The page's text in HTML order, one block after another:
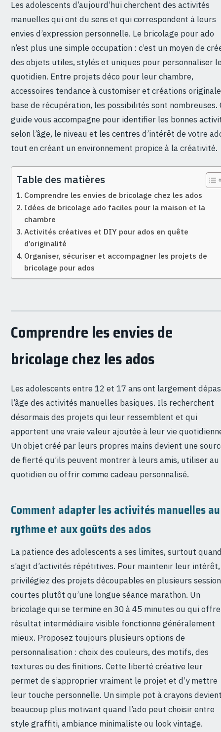
Les adolescents d’aujourd’hui cherchent des activités
manuelles qui ont du sens et qui correspondent à leurs
envies d’expression personnelle. Le bricolage pour ado
n’est plus une simple occupation : c’est un moyen de
des objets utiles, stylés et uniques pour personnaliser
quotidien. Entre projets déco pour leur chambre,
accessoires tendance à customiser et créations
base de récupération, les possibilités sont nombreuses.
guide vous accompagne pour identifier les bonnes
selon l’âge, le niveau et les centres d’intérêt de votre
tout en créant un environnement propice à la créativité.
Table des matières
Comprendre les envies de bricolage chez les ados
Idées de bricolage ado faciles pour la maison et la
chambre
Activités créatives et DIY pour ados en quête
d’originalité
Organiser, sécuriser et accompagner les projets de
bricolage pour ados
Comprendre les envies de
bricolage chez les ados
Les adolescents entre 12 et 17 ans ont largement
l’âge des activités manuelles basiques. Ils recherchent
désormais des projets qui leur ressemblent et qui
apportent une vraie valeur ajoutée à leur vie
Un objet créé par leurs propres mains devient une
de fierté qu’ils peuvent montrer à leurs amis, utiliser au
quotidien ou offrir comme cadeau personnalisé.
Comment adapter les activités manuelles au
rythme et aux goûts des ados
La patience des adolescents a ses limites, surtout
s’agit d’activités répétitives. Pour maintenir leur intérêt,
privilégiez des projets découpables en plusieurs
courtes plutôt qu’une longue séance marathon. Un
bricolage qui se termine en 30 à 45 minutes ou qui
résultat intermédiaire visible fonctionne généralement
mieux. Proposez toujours plusieurs options de
personnalisation : choix des couleurs, des motifs, des
textures ou des finitions. Cette liberté créative leur
permet de s’approprier vraiment le projet et d’y mettre
leur touche personnelle. Un simple pot à crayons
beaucoup plus motivant quand l’ado peut choisir entre
style graffiti, ambiance minimaliste ou look vintage.